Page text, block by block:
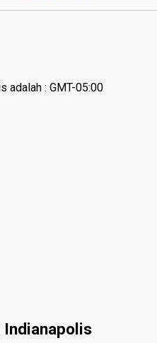
adalah : GMT-05:00
Indianapolis